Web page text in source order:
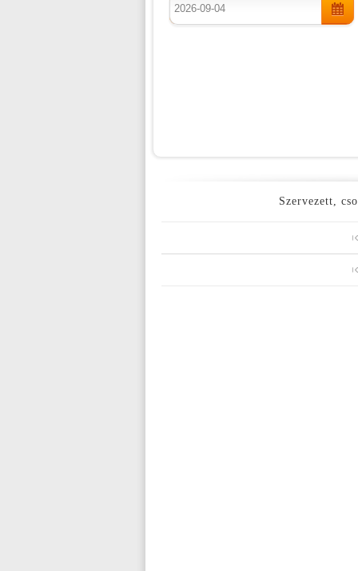
Szervezett,